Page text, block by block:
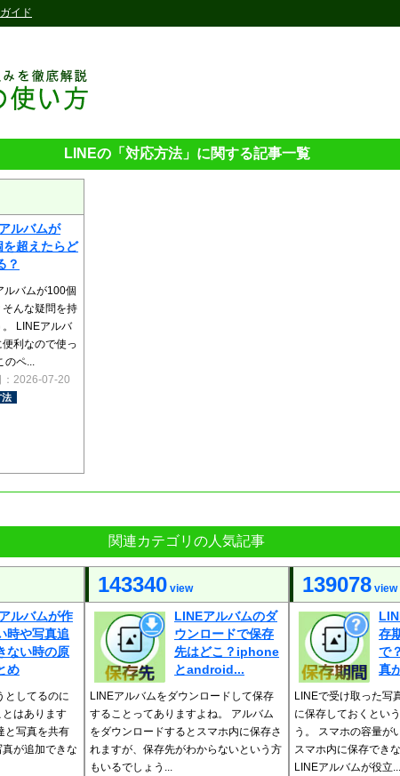
イド
LINEの「対応方法」に関する記事一覧
ルバムが
を超えたらど
？
ルバムが100個
んな疑問を持
LINEアルバ
利なので使っ
のペ...
：2026-07-20
法
関連カテゴリの人気記事
ルバムが作
時や写真追
ない時の原
め
としてるのに
はあります
と写真を共有
が追加できな
143340 view
LINEアルバムのダ
ウンロードで保存
先はどこ？iphone
とandroid...
LINEアルバムをダウンロードして保存
することってありますよね。 アルバム
をダウンロードするとスマホ内に保存さ
れますが、保存先がわからないという方
もいるでしょう...
139078 view
存
で
真
LINEで受け取った写
に保存しておくとい
う。 スマホの容量が
スマホ内に保存でき
LINEアルバムが役立...